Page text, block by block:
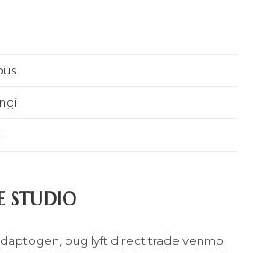
STUDIO
pug lyft direct trade venmo